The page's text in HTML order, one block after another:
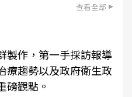
查看全部
製作，第一手採訪報導
療趨勢以及政府衛生政
磅觀點。